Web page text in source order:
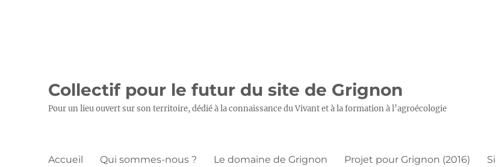
Collectif pour le futur du site de Grignon
Pour un lieu ouvert sur son territoire, dédié à la connaissance du Vivant et à la formation à l’agroécologie
Accueil Qui sommes-nous ? Le domaine de Grignon Projet pour Grignon (2016)